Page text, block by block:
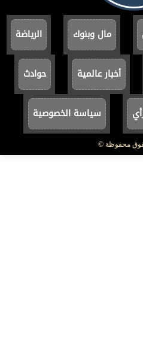
مال وبنوك الرياضة
أخبار عالمية حوادث
سياسة الخصوصية
محفوظة ©